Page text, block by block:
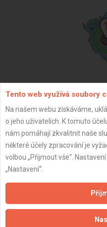
ZPĚT
Aktualizováno z portálu
Naše
Tento web využívá soubory
Na našem webu získáváme,
o jeho uživatelích. K tomuto
nám pomáhají zkvalitnit naše
některé účely zpracování je
volbou „Přijmout vše“.
„Nastavení“.